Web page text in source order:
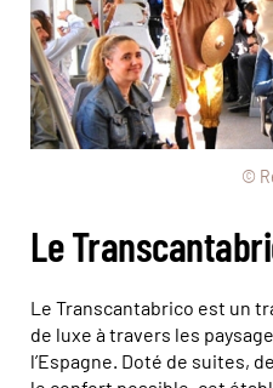
©
Le
Le Transcantabrico est un
de luxe à travers les
l’Espagne. Doté de suites,